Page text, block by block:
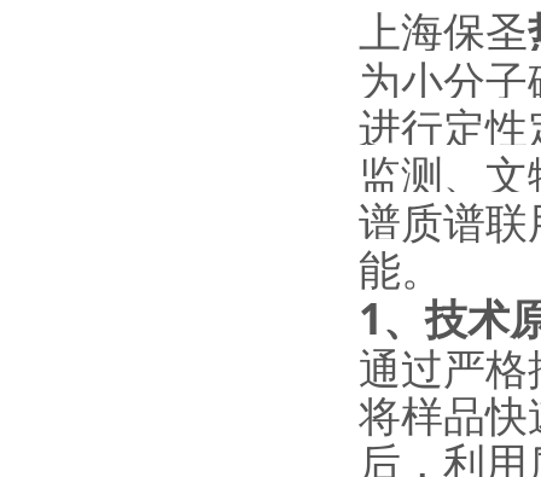
上海保圣
为小分
进行定
监测、
谱质谱联
能。
1 、技术
通过严
将样品快
后，利